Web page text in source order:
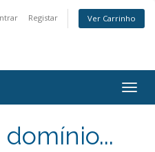
Registar Ver Carrinho